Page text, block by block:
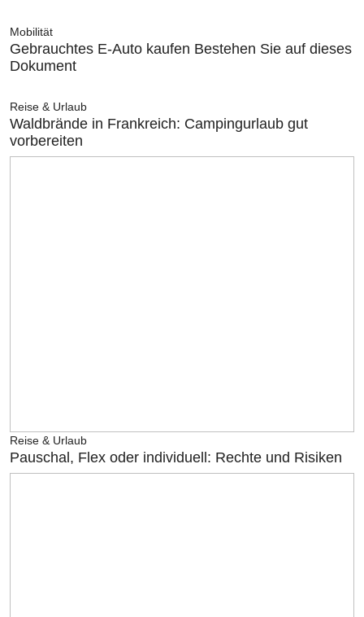
Mobilität
Gebrauchtes E-Auto kaufen Bestehen Sie auf dieses
Dokument
Reise & Urlaub
Waldbrände in Frankreich: Campingurlaub gut
vorbereiten
Reise & Urlaub
Pauschal, Flex oder individuell: Rechte und Risiken